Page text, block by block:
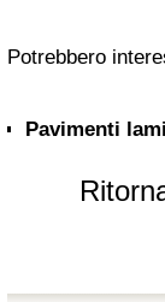
Potrebbero
Pavimenti